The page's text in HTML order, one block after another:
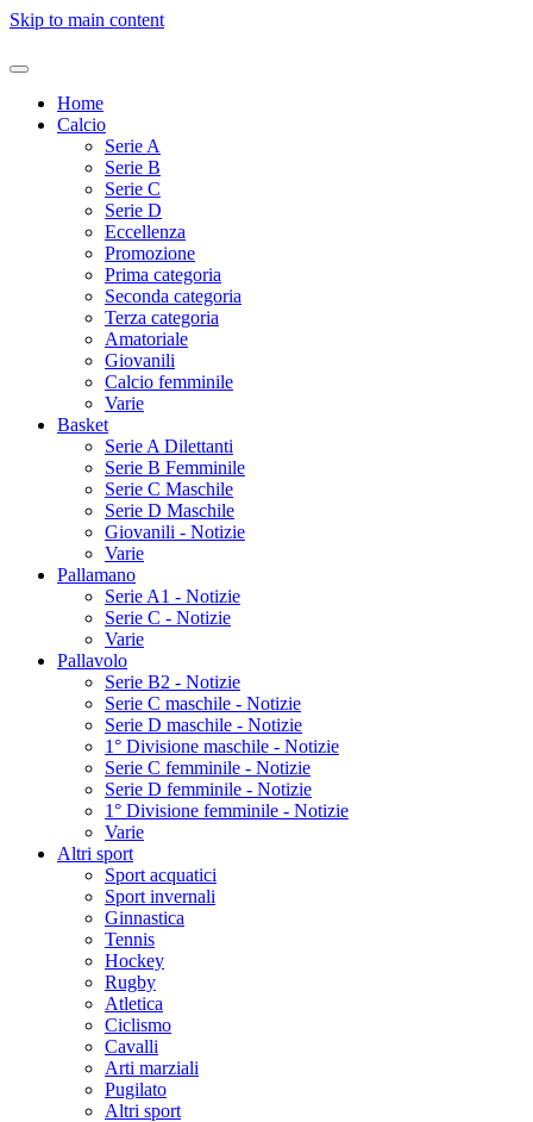
Skip to main content
Home
Calcio
Serie A
Serie B
Serie C
Serie D
Eccellenza
Promozione
Prima categoria
Seconda categoria
Terza categoria
Amatoriale
Giovanili
Calcio femminile
Varie
Basket
Serie A Dilettanti
Serie B Femminile
Serie C Maschile
Serie D Maschile
Giovanili - Notizie
Varie
Pallamano
Serie A1 - Notizie
Serie C - Notizie
Varie
Pallavolo
Serie B2 - Notizie
Serie C maschile - Notizie
Serie D maschile - Notizie
1° Divisione maschile - Notizie
Serie C femminile - Notizie
Serie D femminile - Notizie
1° Divisione femminile - Notizie
Varie
Altri sport
Sport acquatici
Sport invernali
Ginnastica
Tennis
Hockey
Rugby
Atletica
Ciclismo
Cavalli
Arti marziali
Pugilato
Altri sport